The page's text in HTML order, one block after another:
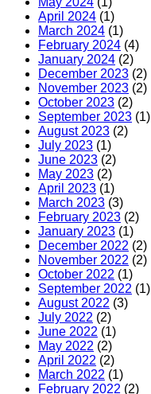
April 2024 (1)
March 2024 (1)
February 2024 (4)
January 2024 (2)
December 2023 (2)
November 2023 (2)
October 2023 (2)
September 2023 (1)
August 2023 (2)
July 2023 (1)
June 2023 (2)
May 2023 (2)
April 2023 (1)
March 2023 (3)
February 2023 (2)
January 2023 (1)
December 2022 (2)
November 2022 (2)
October 2022 (1)
September 2022 (1)
August 2022 (3)
July 2022 (2)
June 2022 (1)
May 2022 (2)
April 2022 (2)
March 2022 (1)
February 2022 (2)